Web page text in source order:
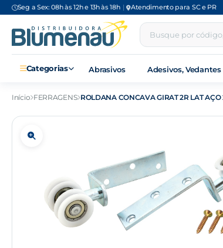
Seg a Sex: 08h às 12h e 13h às 18h | Atendimento para SC e PR
Categorias Abrasivos Adesivos,
Início FERRAGENS ROLDANA CONCAVA GIRAT 2R LAT AÇO